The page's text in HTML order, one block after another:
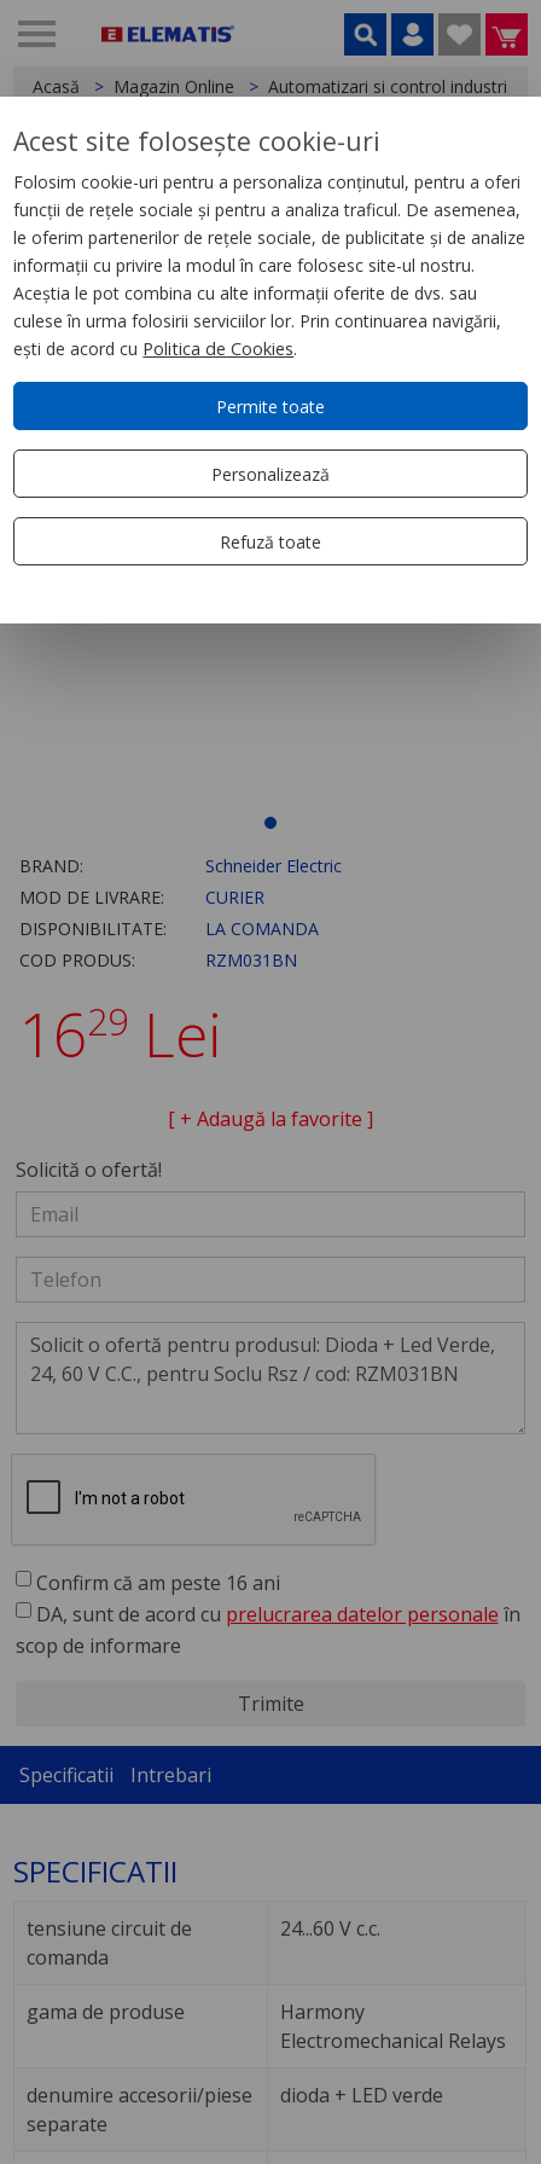
Acasă Magazin Online Automatizari si control industrial
< Relee
Dioda + Led Verde, 24, 60 V C.C.,
pentru Soclu Rsz
BRAND:
Schneider Electric
MOD DE LIVRARE:
CURIER
DISPONIBILITATE:
LA COMANDA
COD PRODUS:
RZM031BN
1629 Lei
[ + Adaugă la favorite ]
Solicită o ofertă!
Confirm că am peste 16 ani
DA, sunt de acord cu prelucrarea datelor personale în
scop de informare
Trimite
Specificatii Intrebari
SPECIFICATII
tensiune circuit de
comanda
24...60 V c.c.
gama de produse
Harmony
Electromechanical Relays
denumire accesorii/piese
separate
dioda + LED verde
Acest site folosește cookie-uri
Folosim cookie-uri pentru a personaliza conținutul, pentru a oferi
funcții de rețele sociale și pentru a analiza traficul. De asemenea,
le oferim partenerilor de rețele sociale, de publicitate și de analize
informații cu privire la modul în care folosesc site-ul nostru.
Aceștia le pot combina cu alte informații oferite de dvs. sau
culese în urma folosirii serviciilor lor. Prin continuarea navigării,
ești de acord cu Politica de Cookies.
Permite toate
Personalizează
Refuză toate